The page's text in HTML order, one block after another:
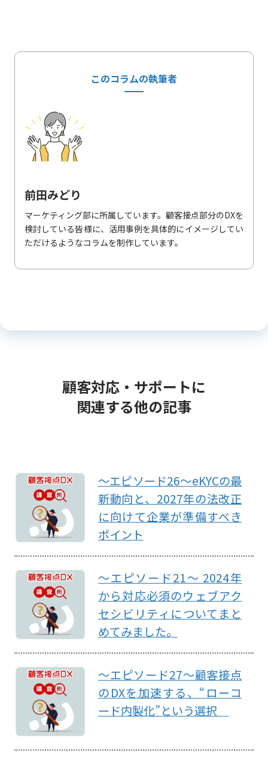
このコラムの執筆者
前田みどり
マーケティング部に所属しています。顧客接点部分のDXを
検討している皆様に、活用事例を具体的にイメージしてい
ただけるようなコラムを制作しています。
顧客対応・サポートに
関連する他の記事
～エピソード26～eKYCの最
新動向と、2027年の法改正
に向けて企業が準備すべき
ポイント
～エピソード21～ 2024年
から対応必須のウェブアク
セシビリティについてまと
めてみました。
～エピソード27～顧客接点
のDXを加速する、“ローコ
ード内製化”という選択